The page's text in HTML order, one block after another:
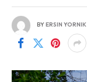
BYERSIN YORNIK